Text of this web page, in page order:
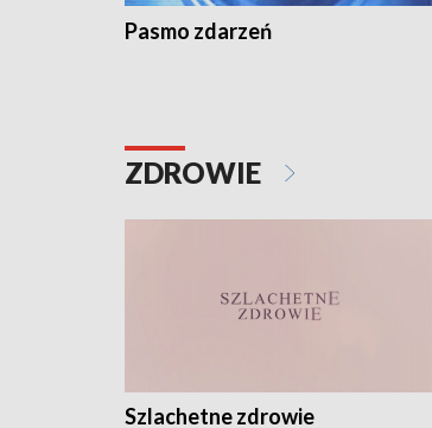
Pasmo zdarzeń
ZDROWIE
Szlachetne zdrowie